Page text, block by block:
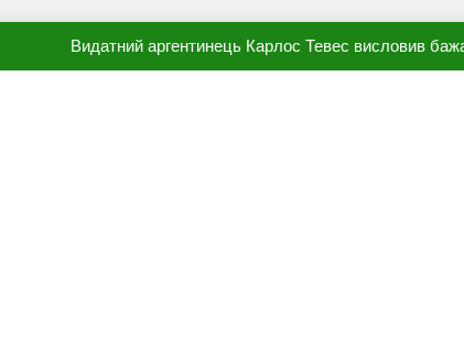
Видатний аргентинець Карлос Тевес висловив